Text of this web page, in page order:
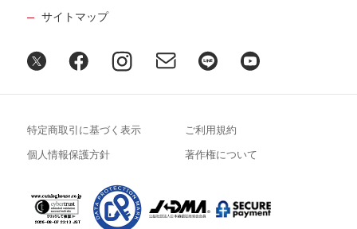
サイトマップ
特定商取引に基づく表示 ご利用規約
個人情報保護方針 著作権について